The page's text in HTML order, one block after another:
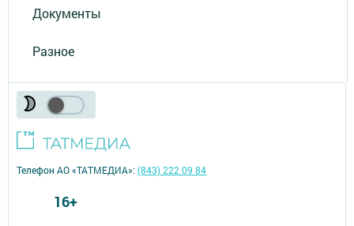
Документы
Разное
Телефон АО «ТАТМЕДИА»:(843) 222 09 84
16+